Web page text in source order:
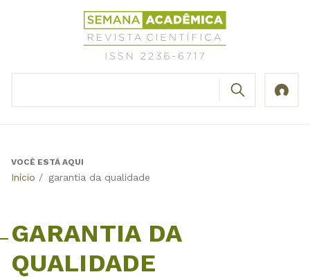
Revista
Científica
Semana
Back
VOCÊ ESTÁ AQUI
Início / garantia da qualidade
GARANTIA DA
QUALIDADE